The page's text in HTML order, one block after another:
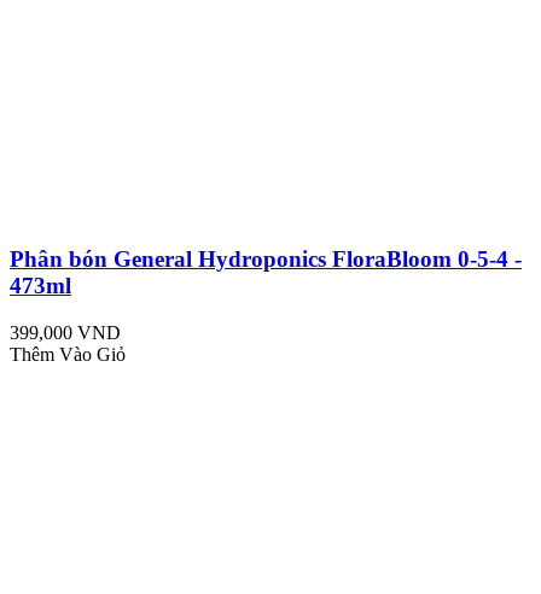
Phân bón General Hydroponics FloraBloom 0-5-4 -
473ml
399,000 VND
Thêm Vào Giỏ